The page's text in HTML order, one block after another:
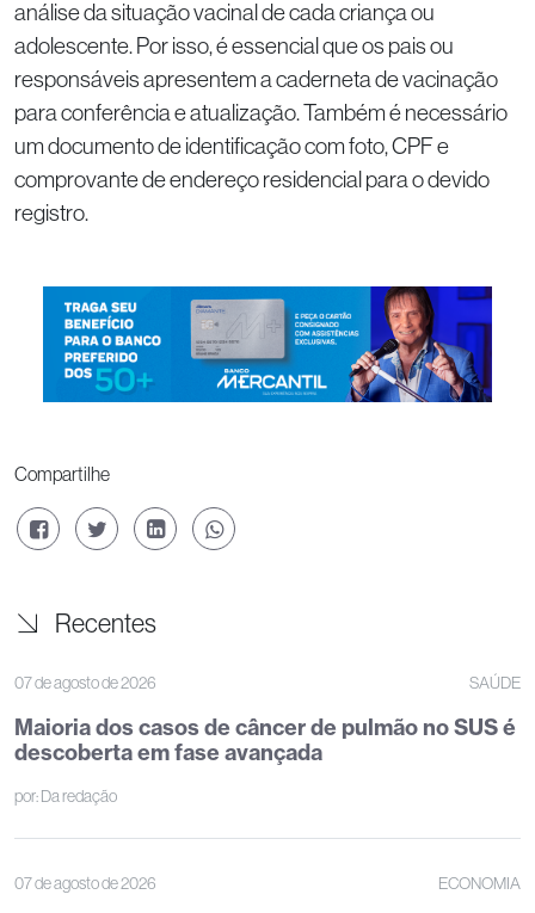
análise da situação vacinal de cada criança ou
adolescente. Por isso, é essencial que os pais ou
responsáveis apresentem a caderneta de vacinação
para conferência e atualização. Também é necessário
um documento de identificação com foto, CPF e
comprovante de endereço residencial para o devido
registro.
Compartilhe
Recentes
07 de agosto de 2026 SAÚDE
Maioria dos casos de câncer de pulmão no SUS é
descoberta em fase avançada
por:Da redação
07 de agosto de 2026 ECONOMIA